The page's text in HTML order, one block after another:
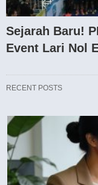
Sejarah Baru!
Event Lari Nol
RECENT POSTS